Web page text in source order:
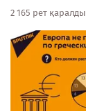
2 165 рет қаралды